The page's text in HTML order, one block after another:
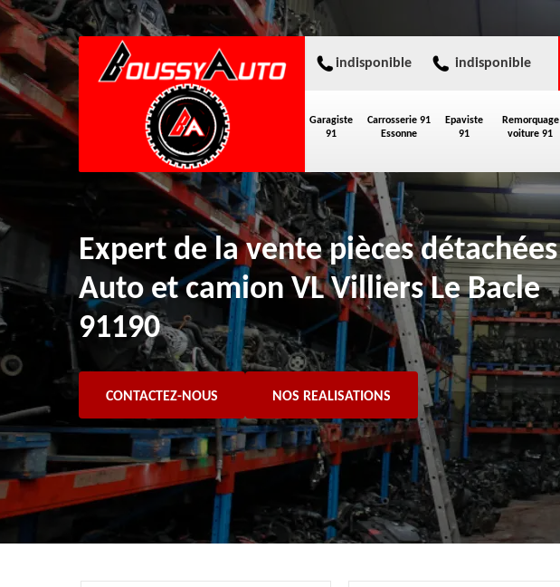
Garagiste
91
Carrosserie 91
Essonne
Epaviste
91
Remorquage
voiture 91
indisponible indisponible
Expert de la vente pièces détachées
Auto et camion VL Villiers Le Bacle
91190
CONTACTEZ-NOUS NOS REALISATIONS